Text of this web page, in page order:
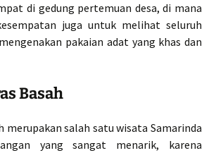
di gedung pertemuan desa, di mana
juga untuk melihat seluruh
pakaian adat yang khas dan
Basah
merupakan salah satu wisata Samarinda
yang sangat menarik, karena